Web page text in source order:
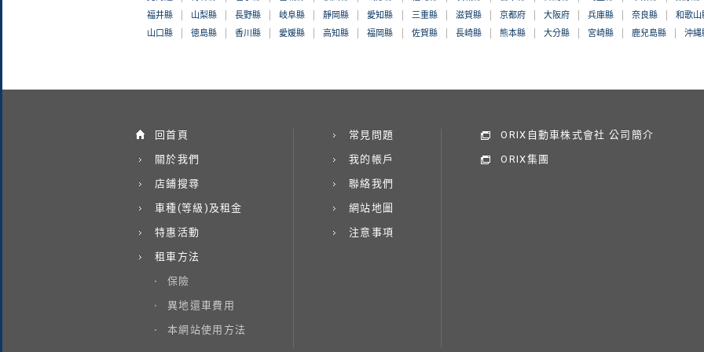
福井縣
山梨縣 長野縣 岐阜縣 靜岡縣 愛知縣 三重縣 滋賀縣 京都府 大阪府 兵庫縣 奈良縣 和歌山
山口縣
徳島縣 香川縣 愛媛縣 高知縣 福岡縣 佐賀縣 長崎縣 熊本縣 大分縣 宮崎縣 鹿兒島縣 沖縄
回首頁
關於我們
店鋪搜尋
車種(等級)及租金
特惠活動
租車方法
保險
異地還車費用
本網站使用方法
常見問題
我的帳戶
聯絡我們
網站地圖
注意事項
ORIX自動車株式會社 公司簡介
ORIX集團